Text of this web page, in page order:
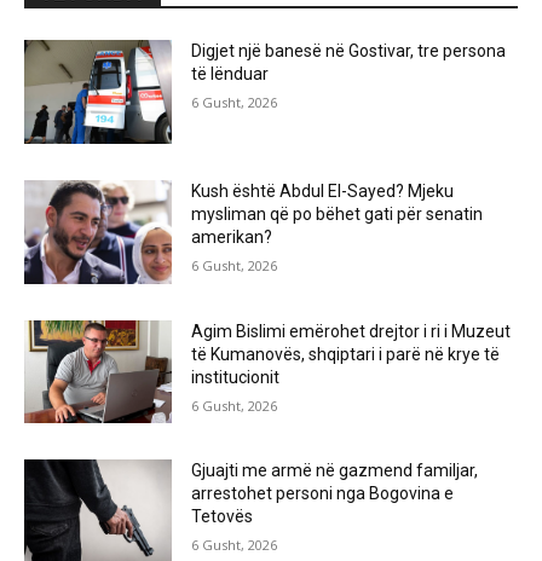
Digjet një banesë në Gostivar, tre persona
të lënduar
6 Gusht, 2026
Kush është Abdul El-Sayed? Mjeku
mysliman që po bëhet gati për senatin
amerikan?
6 Gusht, 2026
Agim Bislimi emërohet drejtor i ri i Muzeut
të Kumanovës, shqiptari i parë në krye të
institucionit
6 Gusht, 2026
Gjuajti me armë në gazmend familjar,
arrestohet personi nga Bogovina e
Tetovës
6 Gusht, 2026